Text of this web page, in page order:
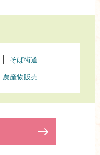
そば街道
農産物販売